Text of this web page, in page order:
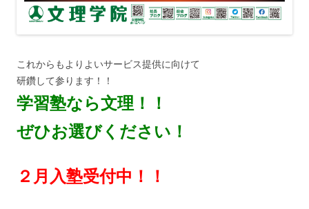
これからもよりよいサービス提供に向けて
研鑽して参ります！！
学習塾なら文理！！
ぜひお選びください！
２月入塾受付中！！